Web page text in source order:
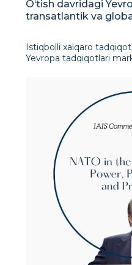
O‘tish davridagi
transatlantik va
Istiqbolli xalqaro
Yevropa tadqiqotlari
ichki institutsional va